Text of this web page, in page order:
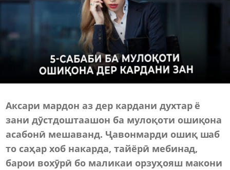
Аксари мардон аз дер кардани духтар ё
зани дӯстдоштаашон ба мулоқоти ошиқона
асабонӣ мешаванд. Ҷавонмарди ошиқ шаб
то саҳар хоб накарда, тайёрӣ мебинад,
барои вохӯрӣ бо маликаи орзуҳояш макони